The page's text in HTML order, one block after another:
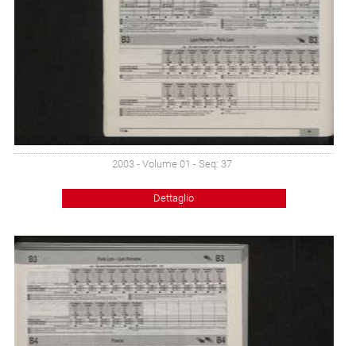
2003 - Volume 01 - Seq: 37
Dettaglio